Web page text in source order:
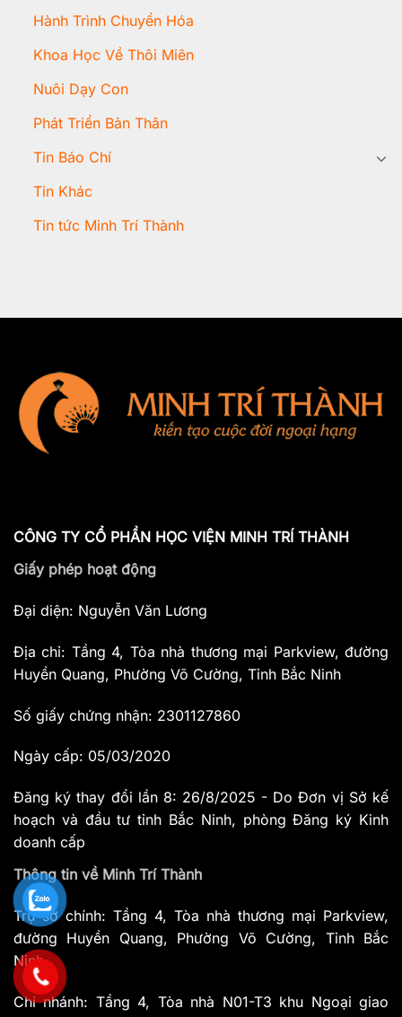
Hành Trình Chuyển Hóa
Khoa Học Về Thôi Miên
Nuôi Dạy Con
Phát Triển Bản Thân
Tin Báo Chí
Tin Khác
Tin tức Minh Trí Thành
CÔNG TY CỔ PHẦN HỌC VIỆN MINH TRÍ THÀNH
Giấy phép hoạt động
Đại diện: Nguyễn Văn Lương
Địa chỉ: Tầng 4, Tòa nhà thương mại Parkview, đường
Huyền Quang, Phường Võ Cường, Tỉnh Bắc Ninh
Số giấy chứng nhận: 2301127860
Ngày cấp: 05/03/2020
Đăng ký thay đổi lần 8: 26/8/2025 - Do Đơn vị Sở kế
hoạch và đầu tư tỉnh Bắc Ninh, phòng Đăng ký Kinh
doanh cấp
Thông tin về Minh Trí Thành
Trụ sở chính: Tầng 4, Tòa nhà thương mại Parkview,
đường Huyền Quang, Phường Võ Cường, Tỉnh Bắc
Ninh
Chi nhánh: Tầng 4, Tòa nhà N01-T3 khu Ngoại giao